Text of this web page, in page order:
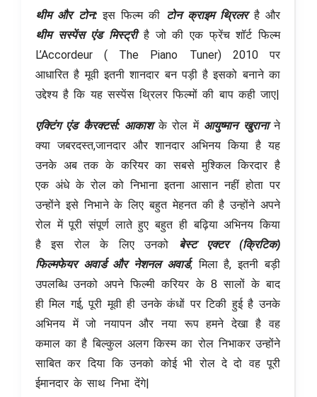
थीम और टोन:इस फिल्म की टोन क्राइम थ्रिलरहै और
थीम सस्पेंस एंड मिस्ट्रीहै जो की एक फ्रेंच शॉर्ट फिल्म
L’Accordeur ( The Piano Tuner) 2010 पर
आधारित है मूवी इतनी शानदार बन पड़ी है इसको बनाने का
उद्देश्य है कि यह सस्पेंस थ्रिलर फिल्मों की बाप कही जाए|
एक्टिंग एंड कैरक्टर्स: आकाशके रोल में आयुष्मान खुरानाने
क्या जबरदस्त,जानदार और शानदार अभिनय किया है यह
उनके अब तक के करियर का सबसे मुश्किल किरदार है
एक अंधे के रोल को निभाना इतना आसान नहीं होता पर
उन्होंने इसे निभाने के लिए बहुत मेहनत की है उन्होंने अपने
रोल में पूरी संपूर्ण लाते हुए बहुत ही बढ़िया अभिनय किया
है इस रोल के लिए उनको बेस्ट एक्टर (क्रिटिक)
फिल्मफेयर अवार्ड और नेशनल अवार्ड, मिला है, इतनी बड़ी
उपलब्धि उनको अपने फिल्मी करियर के 8 सालों के बाद
ही मिल गई, पूरी मूवी ही उनके कंधों पर टिकी हुई है उनके
अभिनय में जो नयापन और नया रूप हमने देखा है वह
कमाल का है बिल्कुल अलग किस्म का रोल निभाकर उन्होंने
साबित कर दिया कि उनको कोई भी रोल दे दो वह पूरी
ईमानदार के साथ निभा देंगे|